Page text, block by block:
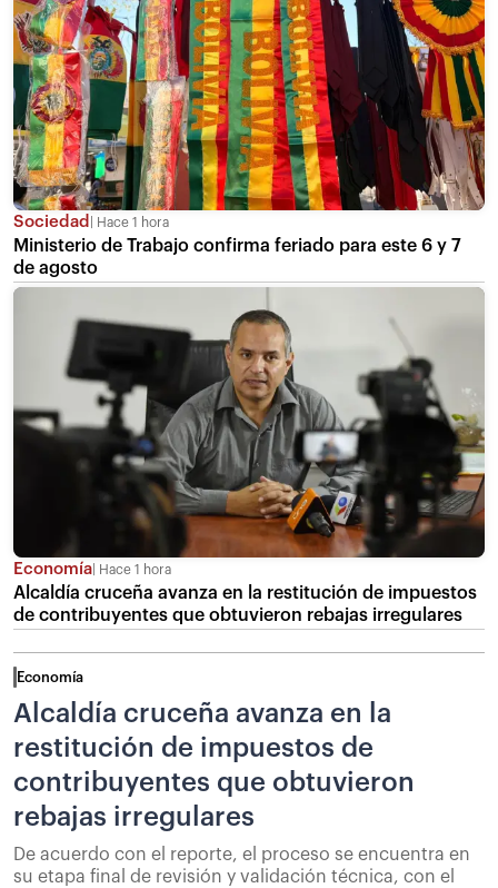
Sociedad Hace 1 hora
Ministerio de Trabajo confirma feriado para este 6 y 7
de agosto
Economía Hace 1 hora
Alcaldía cruceña avanza en la restitución de impuestos
de contribuyentes que obtuvieron rebajas irregulares
Economía
Alcaldía cruceña avanza en la
restitución de impuestos de
contribuyentes que obtuvieron
rebajas irregulares
De acuerdo con el reporte, el proceso se encuentra en
su etapa final de revisión y validación técnica, con el